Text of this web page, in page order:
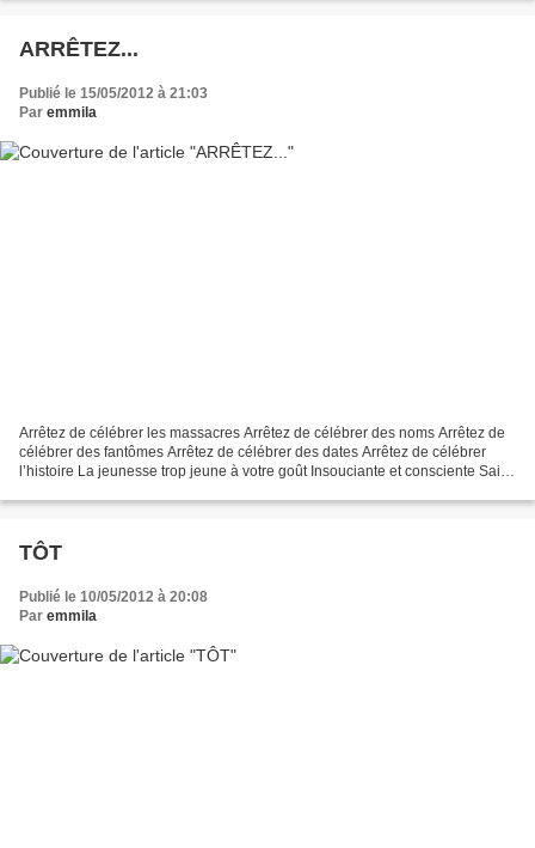
ARRÊTEZ...
Publié le 15/05/2012 à 21:03
Par emmila
Arrêtez de célébrer les massacres Arrêtez de célébrer des noms Arrêtez de
célébrer des fantômes Arrêtez de célébrer des dates Arrêtez de célébrer
l’histoire La jeunesse trop jeune à votre goût Insouciante et consciente Sait
TÔT
Publié le 10/05/2012 à 20:08
Par emmila